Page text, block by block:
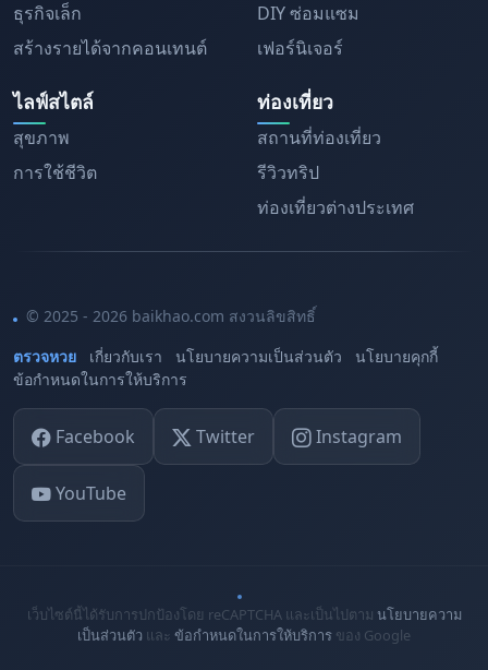
ธุรกิจเล็ก
สร้างรายได้จากคอนเทนต์
DIY ซ่อมแซม
เฟอร์นิเจอร์
ไลฟ์สไตล์
สุขภาพ
การใช้ชีวิต
ท่องเที่ยว
สถานที่ท่องเที่ยว
รีวิวทริป
ท่องเที่ยวต่างประเทศ
© 2025 - 2026 baikhao.com สงวนลิขสิทธิ์
ตรวจหวย
เกี่ยวกับเรา นโยบายความเป็นส่วนตัว
นโยบายคุกกี้
ข้อกำหนดในการให้บริการ
Facebook Twitter Instagram
YouTube
เว็บไซต์นี้ได้รับการปกป้องโดย reCAPTCHA และเป็นไปตาม นโยบายความ
เป็นส่วนตัว และ ข้อกำหนดในการให้บริการ ของ Google